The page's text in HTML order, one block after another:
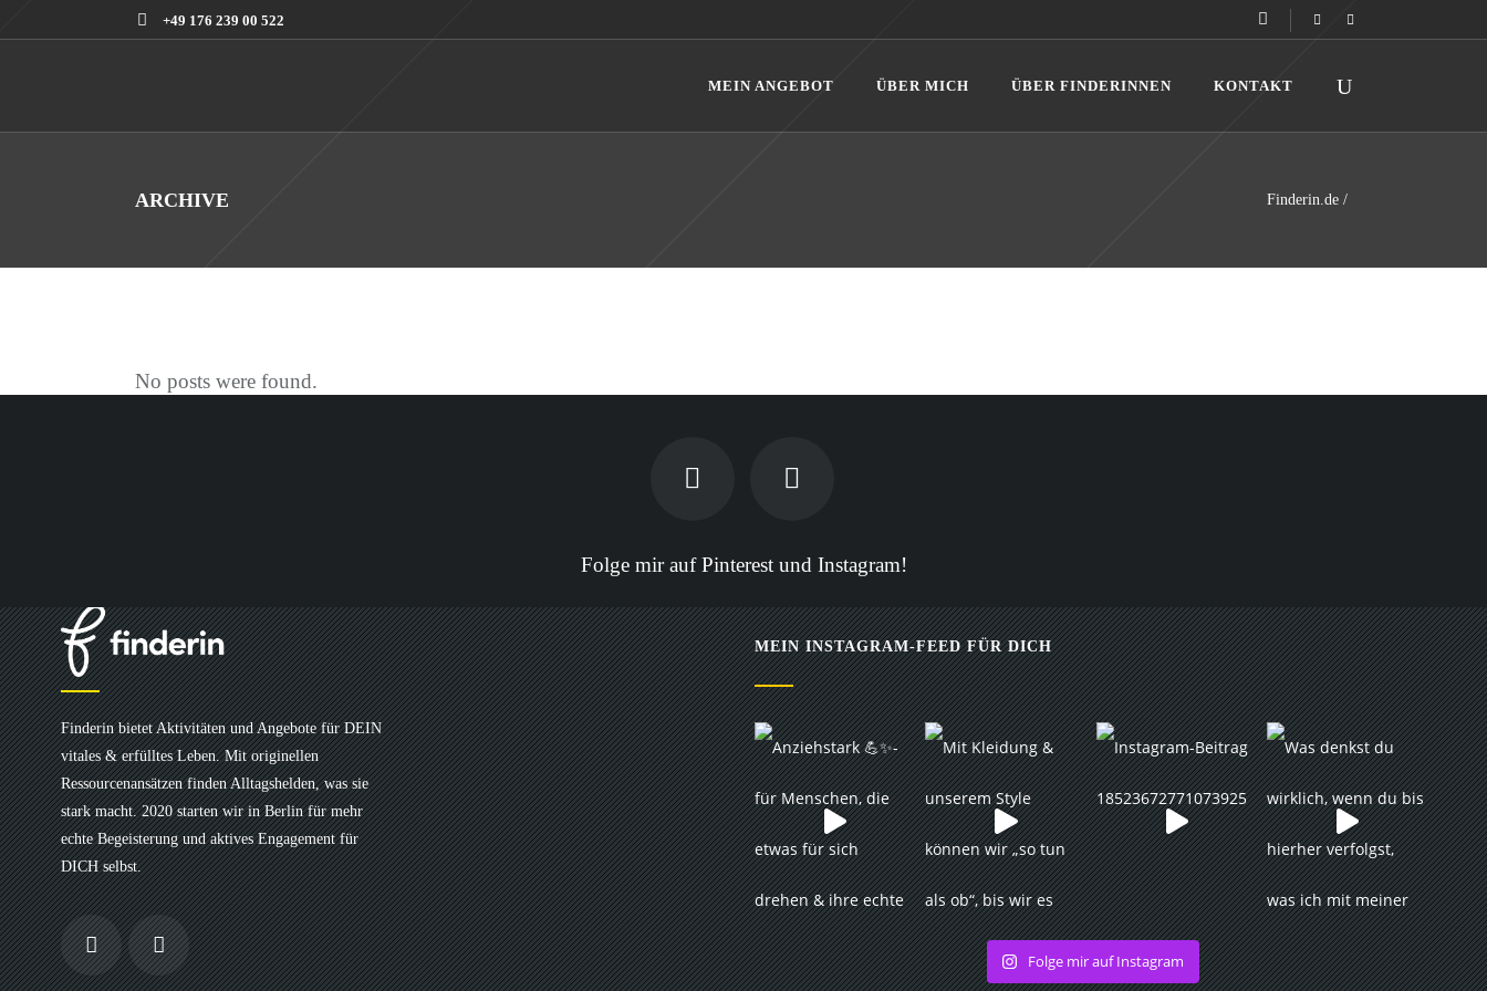
+49 176 239 00 522
MEIN ANGEBOT ÜBER MICH ÜBER FINDERINNEN KONTAKT
ARCHIVE Finderin.de /
No posts were found.
Folge mir auf Pinterest und Instagram!
Finderin bietet Aktivitäten und Angebote für DEIN
vitales & erfülltes Leben. Mit originellen
Ressourcenansätzen finden Alltagshelden, was sie
stark macht. 2020 starten wir in Berlin für mehr
echte Begeisterung und aktives Engagement für
DICH selbst.
MEIN INSTAGRAM-FEED FÜR DICH
Folge mir auf Instagram